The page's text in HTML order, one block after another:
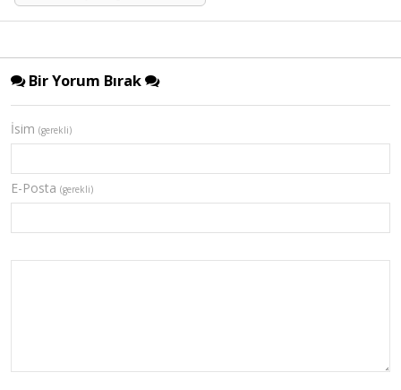
Bir Yorum Bırak
İsim (gerekli)
E-Posta (gerekli)